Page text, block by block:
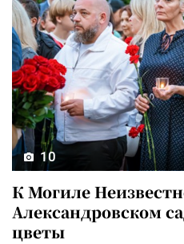
10
К Могиле
Александровском
цветы